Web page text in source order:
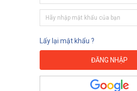
Lấy lại mật khẩu ?